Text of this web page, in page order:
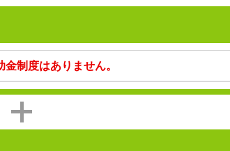
制度はありません。